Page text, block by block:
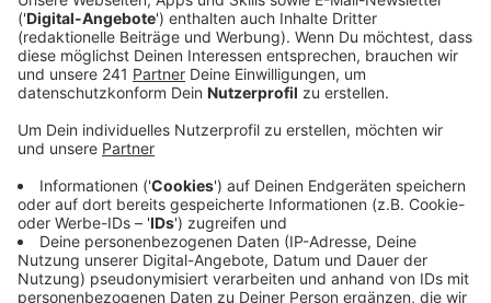
Veröffentlicht:Dienstag, 09.04.2024 05:45
Anzeige
Anzeige
Sie fordert den Bau einer neuen Skateranlage als